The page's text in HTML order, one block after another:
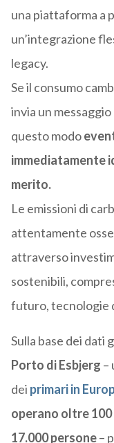
una piattaforma a
un’integrazione
legacy.
Se il consumo
invia un
questo modo
immediatamente
merito.
Le emissioni di
attentamente
attraverso
sostenibili,
futuro, tecnologie
Sulla base dei dati
Porto di Esbjerg –
dei primari in
operano oltre 100
17.000 persone–